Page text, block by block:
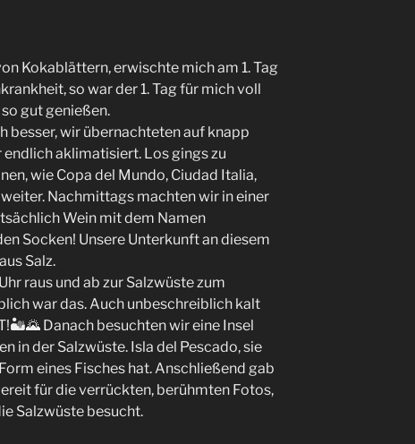
Kokablättern, erwischte mich am 1. Tag
so war der 1. Tag für mich voll
gut genießen.
besser, wir übernachteten auf knapp
aklimatisiert. Los gings zu
wie Copa del Mundo, Ciudad Italia,
Nachmittags machten wir in einer
Wein mit dem Namen
Socken! Unsere Unterkunft an diesem
Salz.
raus und ab zur Salzwüste zum
war das. Auch unbeschreiblich kalt
Danach besuchten wir eine Insel
in der Salzwüste. Isla del Pescado, sie
eines Fisches hat. Anschließend gab
für die verrückten, berühmten Fotos,
Salzwüste besucht.